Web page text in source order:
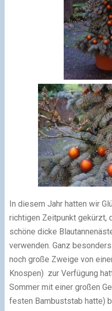
In diesem Jahr hatten wir
richtigen Zeitpunkt gekürzt,
schöne dicke
verwenden. Ganz
noch große Zweige von
Knospen) zur Verfügung
Sommer mit einer großen
festen Bambuststab hatte)